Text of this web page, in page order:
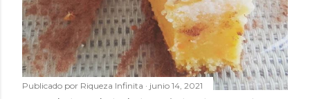
Publicado por Riqueza Infinita junio 14, 2021